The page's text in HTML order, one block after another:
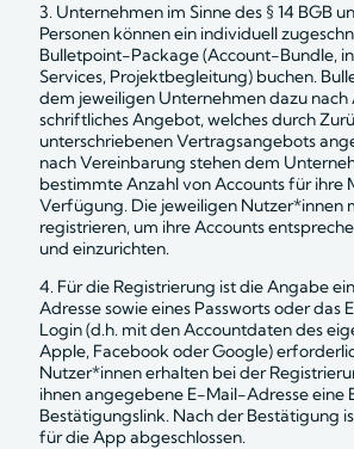
3. Unternehmen im Sinne des § 14 BGB
Personen können ein individuell
Bulletpoint-Package (Account-Bundle,
Services, Projektbegleitung) buchen.
dem jeweiligen Unternehmen dazu
schriftliches Angebot, welches durch
unterschriebenen Vertragsangebots
nach Vereinbarung stehen dem
bestimmte Anzahl von Accounts für ihre
Verfügung. Die jeweiligen Nutzer*innen
registrieren, um ihre Accounts
und einzurichten.
4. Für die Registrierung ist die Angabe
Adresse sowie eines Passworts oder das
Login (d.h. mit den Accountdaten des
Apple, Facebook oder Google)
Nutzer*innen erhalten bei der
ihnen angegebene E-Mail-Adresse eine
Bestätigungslink. Nach der Bestätigung
für die App abgeschlossen.